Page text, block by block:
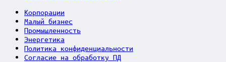
Корпорации
Малый бизнес
Промышленность
Энергетика
Политика конфиденциальности
Согласие на обработку ПД